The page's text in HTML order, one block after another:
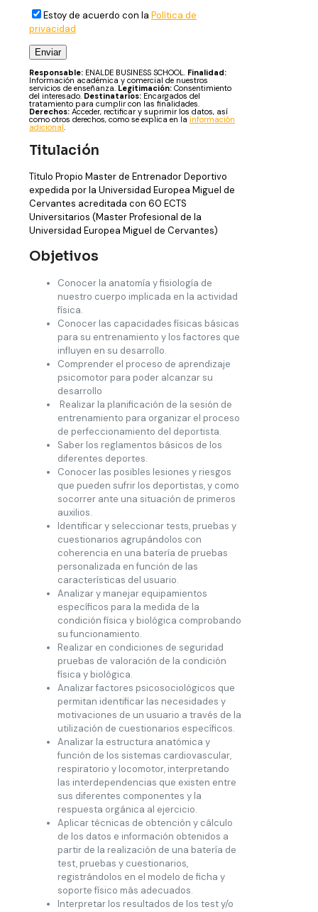
Estoy de acuerdo con la Política de
privacidad
Responsable: ENALDE BUSINESS SCHOOL. Finalidad:
Información académica y comercial de nuestros
servicios de enseñanza. Legitimación: Consentimiento
del interesado. Destinatarios: Encargados del
tratamiento para cumplir con las finalidades.
Derechos: Acceder, rectificar y suprimir los datos, así
como otros derechos, como se explica en la información
adicional
Titulación
Título Propio Master de Entrenador Deportivo
expedida por la Universidad Europea Miguel de
Cervantes acreditada con 60 ECTS
Universitarios (Master Profesional de la
Universidad Europea Miguel de Cervantes)
Objetivos
Conocer la anatomía y fisiología de
nuestro cuerpo implicada en la actividad
física.
Conocer las capacidades físicas básicas
para su entrenamiento y los factores que
influyen en su desarrollo.
Comprender el proceso de aprendizaje
psicomotor para poder alcanzar su
desarrollo
Realizar la planificación de la sesión de
entrenamiento para organizar el proceso
de perfeccionamiento del deportista.
Saber los reglamentos básicos de los
diferentes deportes.
Conocer las posibles lesiones y riesgos
que pueden sufrir los deportistas, y como
socorrer ante una situación de primeros
auxilios.
Identificar y seleccionar tests, pruebas y
cuestionarios agrupándolos con
coherencia en una batería de pruebas
personalizada en función de las
características del usuario.
Analizar y manejar equipamientos
específicos para la medida de la
condición física y biológica comprobando
su funcionamiento.
Realizar en condiciones de seguridad
pruebas de valoración de la condición
física y biológica.
Analizar factores psicosociológicos que
permitan identificar las necesidades y
motivaciones de un usuario a través de la
utilización de cuestionarios específicos.
Analizar la estructura anatómica y
función de los sistemas cardiovascular,
respiratorio y locomotor, interpretando
las interdependencias que existen entre
sus diferentes componentes y la
respuesta orgánica al ejercicio.
Aplicar técnicas de obtención y cálculo
de los datos e información obtenidos a
partir de la realización de una batería de
test, pruebas y cuestionarios,
registrándolos en el modelo de ficha y
soporte físico más adecuados.
Interpretar los resultados de los test y/o